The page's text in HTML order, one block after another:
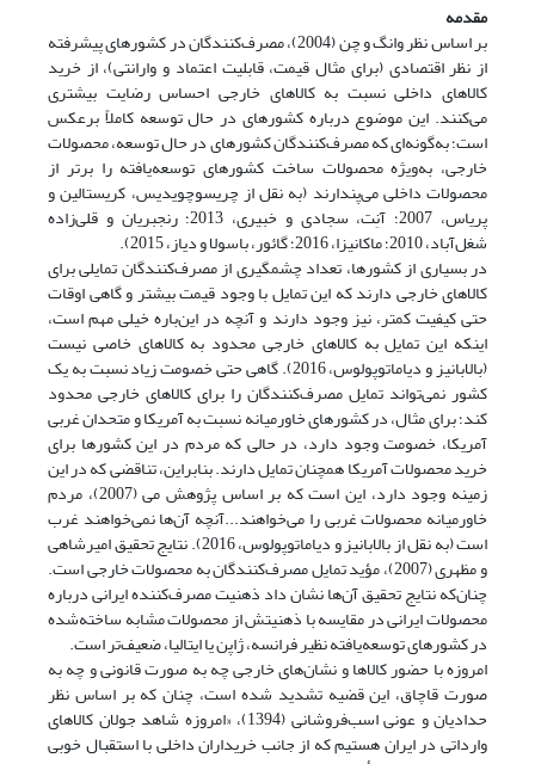
مقدمه
بر اساس نظر وانگ و چن (2004)، مصرف‌کنندگان در کشورهای پیشرفته
از نظر اقتصادی (برای مثال قیمت، قابلیت اعتماد و وارانتی)، از خرید
کالاهای داخلی نسبت به کالاهای خارجی احساس رضایت بیشتری
می‌کنند. این موضوع درباره کشورهای در حال توسعه کاملاً برعکس
است؛ به‌گونه‌ای که مصرف‌کنندگان کشورهای در حال توسعه، محصولات
خارجی، به‌ویژه محصولات ساخت کشورهای توسعه‌یافته را برتر از
محصولات داخلی می‌پندارند (به نقل از چریسوچویدیس، کریستالین و
پریاس، 2007؛ آنِت، سجادی و خبیری، 2013؛ رنجبریان و قلی‌زاده
شغل‌آباد، 2010؛ ماکانیزا، 2016؛ گائور، باسولا و دیاز، 2015).
در بسیاری از کشورها، تعداد چشمگیری از مصرف‌کنندگان تمایلی برای
کالاهای خارجی دارند که این تمایل با وجود قیمت بیشتر و گاهی اوقات
حتی کیفیت کمتر، نیز وجود دارند و آنچه در این‌باره خیلی مهم است،
اینکه این تمایل به کالاهای خارجی محدود به کالاهای خاصی نیست
(بالابانیز و دیاماتوپولوس، 2016). گاهی حتی خصومت زیاد نسبت به یک
کشور نمی‌تواند تمایل مصرف‌کنندگان را برای کالاهای خارجی محدود
کند؛ برای مثال، در کشورهای خاورمیانه نسبت به آمریکا و متحدان غربی
آمریکا، خصومت وجود دارد، در حالی که مردم در این کشورها برای
خرید محصولات آمریکا همچنان تمایل دارند. بنابراین، تناقضی که در این
زمینه وجود دارد، این است که بر اساس پژوهش می (2007)، مردم
خاورمیانه محصولات غربی را می‌خواهند...آنچه آن‌ها نمی‌خواهند غرب
است (به نقل از بالابانیز و دیاماتوپولوس، 2016). نتایج تحقیق امیرشاهی
و مظهری (2007)، مؤید تمایل مصرف‌کنندگان به محصولات خارجی است.
چنان‌که نتایج تحقیق آن‌ها نشان داد ذهنیت مصرف‌کننده ایرانی درباره
محصولات ایرانی در مقایسه با ذهنیتش از محصولات مشابه ساخته‌شده
در کشورهای توسعه‌یافته نظیر فرانسه، ژاپن یا ایتالیا، ضعیف‌تر است.
امروزه با حضور کالاها و نشان‌های خارجی چه به صورت قانونی و چه به
صورت قاچاق، این قضیه تشدید شده است، چنان‌ که بر اساس نظر
حدادیان و عونی اسب‌فروشانی (1394)، «امروزه شاهد جولان کالاهای
وارداتی در ایران هستیم که از جانب خریداران داخلی با استقبال خوبی